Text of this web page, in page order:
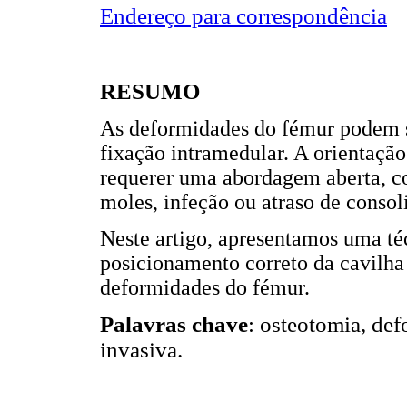
Endereço para correspondência
RESUMO
As deformidades do fémur
fixação intramedular. A
requerer uma abordagem aberta,
moles, infeção ou atraso de
Neste artigo, apresentamos uma
posicionamento correto da
deformidades do fémur.
Palavras chave: osteotomia,
invasiva.